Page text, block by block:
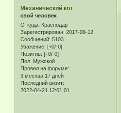
Механический кот
свой человек
Откуда: Краснодар
Зарегистрирован: 2017-09-12
Сообщений: 5103
Уважение: [+0/-0]
Позитив: [+0/-0]
Пол: Мужской
Провел на форуме:
3 месяца 17 дней
Последний визит:
2022-04-21 12:01:01